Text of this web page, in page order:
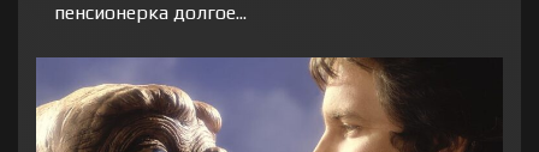
пенсионерка долгое...